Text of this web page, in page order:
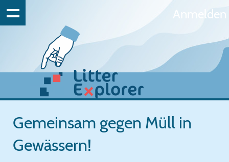
Anmelden
Gemeinsam gegen Müll in
Gewässern!